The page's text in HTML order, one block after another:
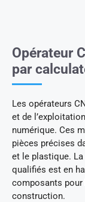
Opérateur
par
Les opérateurs
et de
numérique. Ces
pièces précises
et le plastique. La
qualifiés est en
composants pour
construction.